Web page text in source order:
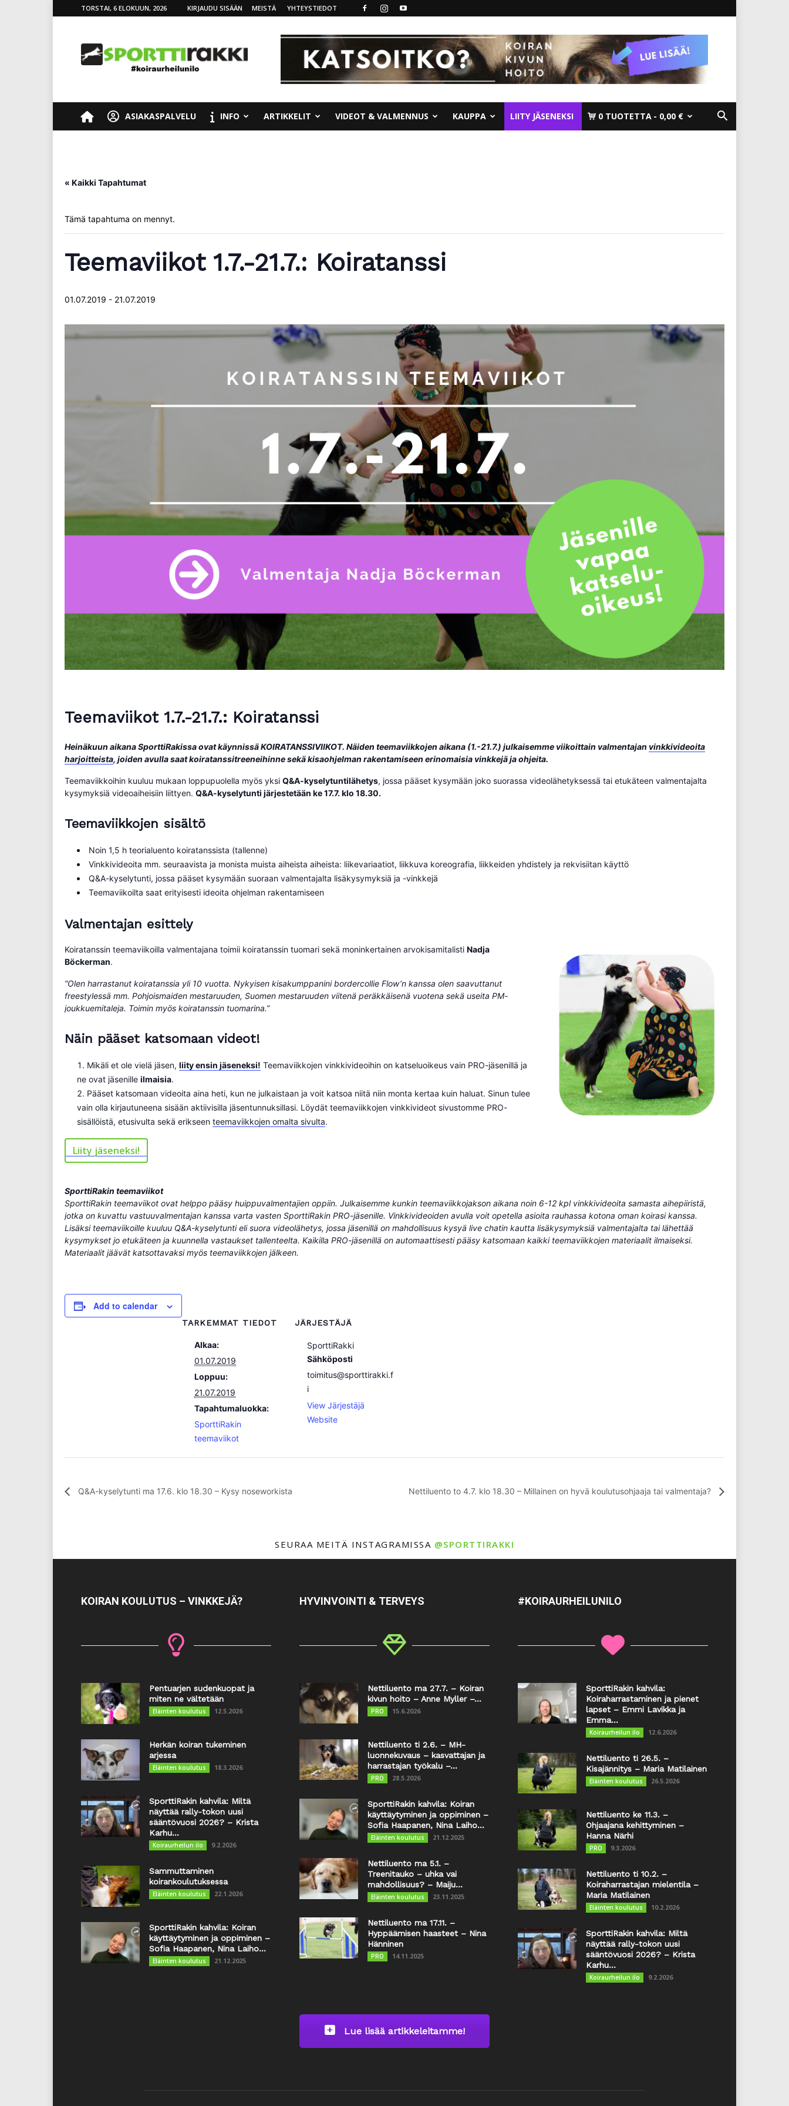
TORSTAI, 6 ELOKUUN, 2026 KIRJAUDU SISÄÄN MEISTÄ YHTEYSTIEDOT
ASIAKASPALVELU INFO ARTIKKELIT VIDEOT & VALMENNUS KAUPPA LIITY JÄSENEKSI 0 TUOTETTA 0,00 €
« Kaikki Tapahtumat
Tämä tapahtuma on mennyt.
Teemaviikot 1.7.-21.7.: Koiratanssi
01.07.2019 - 21.07.2019
Teemaviikot 1.7.-21.7.: Koiratanssi
Heinäkuun aikana SporttiRakissa ovat käynnissä KOIRATANSSIVIIKOT. Näiden teemaviikkojen aikana (1.-21.7.) julkaisemme viikoittain valmentajan vinkkivideoita
harjoitteista, joiden avulla saat koiratanssitreeneihinne sekä kisaohjelman rakentamiseen erinomaisia vinkkejä ja ohjeita.
Teemaviikkoihin kuuluu mukaan loppupuolella myös yksi Q&A-kyselytuntilähetys, jossa pääset kysymään joko suorassa videolähetyksessä tai etukäteen valmentajalta
kysymyksiä videoaiheisiin liittyen. Q&A-kyselytunti järjestetään ke 17.7. klo 18.30.
Teemaviikkojen sisältö
Noin 1,5 h teorialuento koiratanssista (tallenne)
Vinkkivideoita mm. seuraavista ja monista muista aiheista aiheista: liikevariaatiot, liikkuva koreografia, liikkeiden yhdistely ja rekvisiitan käyttö
Q&A-kyselytunti, jossa pääset kysymään suoraan valmentajalta lisäkysymyksiä ja -vinkkejä
Teemaviikoilta saat erityisesti ideoita ohjelman rakentamiseen
Valmentajan esittely
Koiratanssin teemaviikoilla valmentajana toimii koiratanssin tuomari sekä moninkertainen arvokisamitalisti Nadja
Böckerman.
”Olen harrastanut koiratanssia yli 10 vuotta. Nykyisen kisakumppanini bordercollie Flow’n kanssa olen saavuttanut
freestylessä mm. Pohjoismaiden mestaruuden, Suomen mestaruuden viitenä peräkkäisenä vuotena sekä useita PM-
joukkuemitaleja. Toimin myös koiratanssin tuomarina.”
Näin pääset katsomaan videot!
Mikäli et ole vielä jäsen, liity ensin jäseneksi! Teemaviikkojen vinkkivideoihin on katseluoikeus vain PRO-jäsenillä ja
ne ovat jäsenille ilmaisia.
Pääset katsomaan videoita aina heti, kun ne julkaistaan ja voit katsoa niitä niin monta kertaa kuin haluat. Sinun tulee
vain olla kirjautuneena sisään aktiivisilla jäsentunnuksillasi. Löydät teemaviikkojen vinkkivideot sivustomme PRO-
sisällöistä, etusivulta sekä erikseen teemaviikkojen omalta sivulta.
Liity jäseneksi!
SporttiRakin teemaviikot
SporttiRakin teemaviikot ovat helppo pääsy huippuvalmentajien oppiin. Julkaisemme kunkin teemaviikkojakson aikana noin 6-12 kpl vinkkivideoita samasta aihepiiristä,
jotka on kuvattu vastuuvalmentajan kanssa varta vasten SporttiRakin PRO-jäsenille. Vinkkivideoiden avulla voit opetella asioita rauhassa kotona oman koirasi kanssa.
Lisäksi teemaviikoille kuuluu Q&A-kyselytunti eli suora videolähetys, jossa jäsenillä on mahdollisuus kysyä live chatin kautta lisäkysymyksiä valmentajalta tai lähettää
kysymykset jo etukäteen ja kuunnella vastaukset tallenteelta. Kaikilla PRO-jäsenillä on automaattisesti pääsy katsomaan kaikki teemaviikkojen materiaalit ilmaiseksi.
Materiaalit jäävät katsottavaksi myös teemaviikkojen jälkeen.
Add to calendar
TARKEMMAT TIEDOT
Alkaa:
01.07.2019
Loppuu:
21.07.2019
Tapahtumaluokka:
SporttiRakin
teemaviikot
JÄRJESTÄJÄ
SporttiRakki
Sähköposti
toimitus@sporttirakki.f
i
View Järjestäjä
Website
Q&A-kyselytunti ma 17.6. klo 18.30 – Kysy noseworkista Nettiluento to 4.7. klo 18.30 – Millainen on hyvä koulutusohjaaja tai valmentaja?
SEURAA MEITÄ INSTAGRAMISSA @SPORTTIRAKKI
KOIRAN KOULUTUS – VINKKEJÄ?
Pentuarjen sudenkuopat ja
miten ne vältetään
Eläinten koulutus 12.5.2026
Herkän koiran tukeminen
arjessa
Eläinten koulutus 18.3.2026
SporttiRakin kahvila: Miltä
näyttää rally-tokon uusi
sääntövuosi 2026? – Krista
Karhu...
Koiraurheilun ilo 9.2.2026
Sammuttaminen
koirankoulutuksessa
Eläinten koulutus 22.1.2026
SporttiRakin kahvila: Koiran
käyttäytyminen ja oppiminen –
Sofia Haapanen, Nina Laiho...
Eläinten koulutus 21.12.2025
HYVINVOINTI & TERVEYS
Nettiluento ma 27.7. – Koiran
kivun hoito – Anne Myller –...
PRO 15.6.2026
Nettiluento ti 2.6. – MH-
luonnekuvaus – kasvattajan ja
harrastajan työkalu –...
PRO 28.5.2026
SporttiRakin kahvila: Koiran
käyttäytyminen ja oppiminen –
Sofia Haapanen, Nina Laiho...
Eläinten koulutus 21.12.2025
Nettiluento ma 5.1. –
Treenitauko – uhka vai
mahdollisuus? – Maiju...
Eläinten koulutus 23.11.2025
Nettiluento ma 17.11. –
Hyppäämisen haasteet – Nina
Hänninen
PRO 14.11.2025
Lue lisää artikkeleitamme!
#KOIRAURHEILUNILO
SporttiRakin kahvila:
Koiraharrastaminen ja pienet
lapset – Emmi Lavikka ja
Emma...
Koiraurheilun ilo 12.6.2026
Nettiluento ti 26.5. –
Kisajännitys – Maria Matilainen
Eläinten koulutus 26.5.2026
Nettiluento ke 11.3. –
Ohjaajana kehittyminen –
Hanna Närhi
PRO 9.3.2026
Nettiluento ti 10.2. –
Koiraharrastajan mielentila –
Maria Matilainen
Eläinten koulutus 10.2.2026
SporttiRakin kahvila: Miltä
näyttää rally-tokon uusi
sääntövuosi 2026? – Krista
Karhu...
Koiraurheilun ilo 9.2.2026